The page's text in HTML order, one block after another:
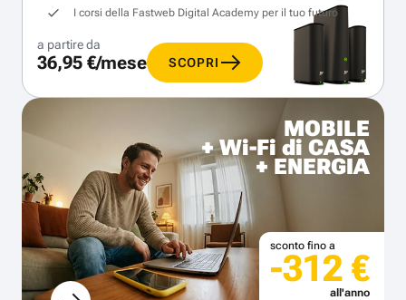
I corsi della Fastweb Digital Academy per il tuo futuro
a partire da
36,95 €/mese SCOPRI
MOBILE
+ Wi-Fi di CASA
+ ENERGIA
sconto fino a
-312 €
all'anno